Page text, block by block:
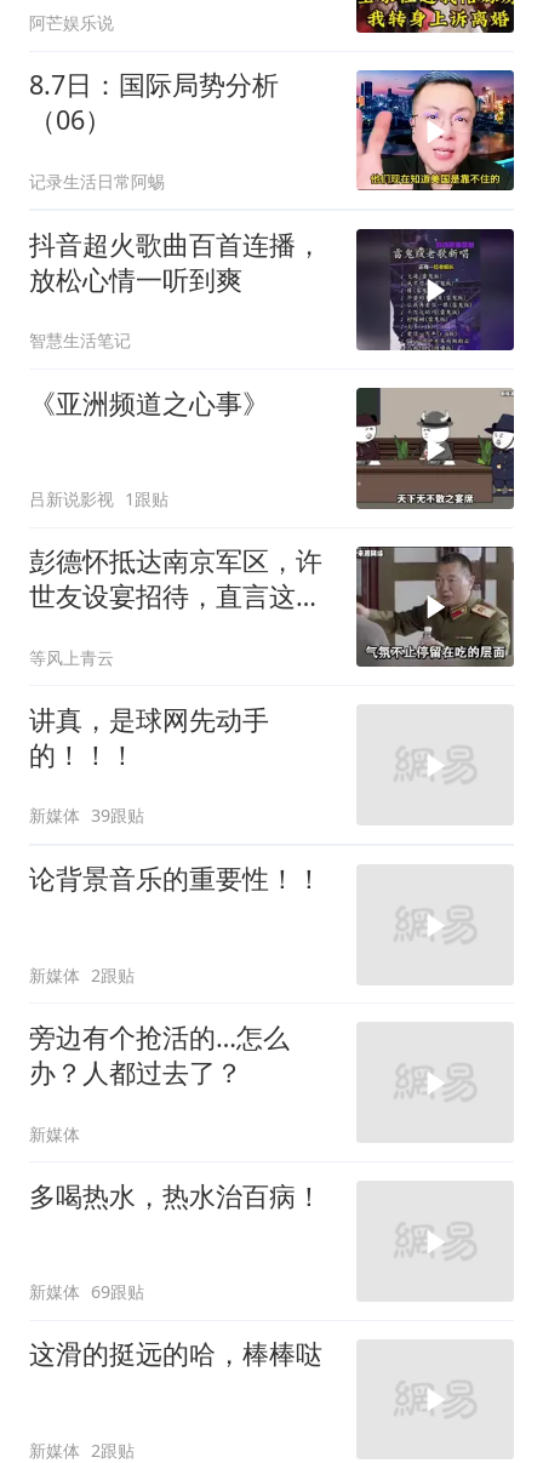
阿芒娱乐说
8.7日：国际局势分析
（06）
记录生活日常阿蜴
抖音超火歌曲百首连播，
放松心情一听到爽
智慧生活笔记
《亚洲频道之心事》
吕新说影视 1跟贴
彭德怀抵达南京军区，许
世友设宴招待，直言这是
等风上青云
讲真，是球网先动手
的！！！
新媒体 39跟贴
论背景音乐的重要性！！
新媒体 2跟贴
旁边有个抢活的…怎么
办？人都过去了？
新媒体
多喝热水，热水治百病！
新媒体 69跟贴
这滑的挺远的哈，棒棒哒
新媒体 2跟贴